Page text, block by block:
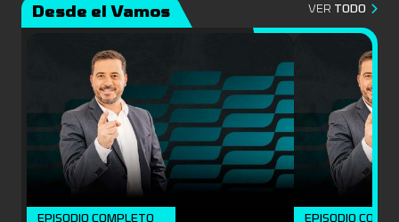
Desde el Vamos VER TODO
EPISODIO COMPLETO EPISODIO